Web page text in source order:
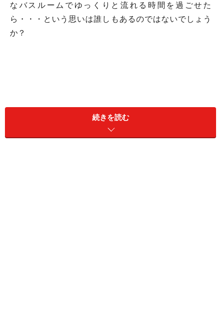
なバスルームでゆっくりと流れる時間を過ごせた
ら・・・という思いは誰しもあるのではないでしょう
か？
続きを読む